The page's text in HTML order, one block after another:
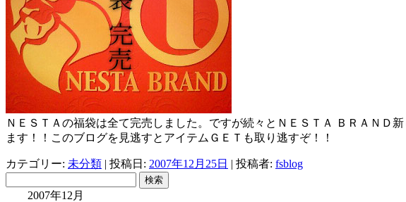
ＮＥＳＴＡの福袋は全て完売しました。ですが続々とＮＥＳＴＡ ＢＲＡＮＤ
ます！！このブログを見逃すとアイテムＧＥＴも取り逃すぞ！！
カテゴリー: 未分類 | 投稿日: 2007年12月25日 | 投稿者: fsblog
2007年12月